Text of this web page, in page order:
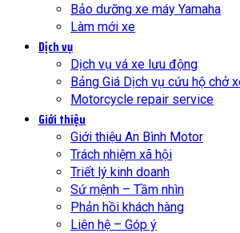
Bảo dưỡng xe máy Yamaha
Làm mới xe
Dịch vụ
Dịch vụ vá xe lưu động
Bảng Giá Dịch vụ cứu hộ chở
Motorcycle repair service
Giới thiệu
Giới thiệu An Bình Motor
Trách nhiệm xã hội
Triết lý kinh doanh
Sứ mệnh – Tầm nhìn
Phản hồi khách hàng
Liên hệ – Góp ý